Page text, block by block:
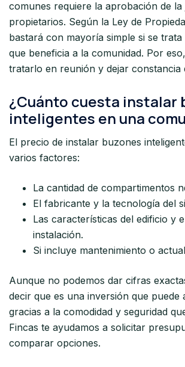
comunes requiere la aprobación de la
propietarios. Según la Ley de
bastará con mayoría simple si se
que beneficia a la comunidad. Por
tratarlo en reunión y dejar constancia
¿Cuánto cuesta instalar
inteligentes en una
El precio de instalar buzones
varios factores:
La cantidad de compartimentos
El fabricante y la tecnología del
Las características del edificio y
instalación.
Si incluye mantenimiento o
Aunque no podemos dar cifras
decir que es una inversión que puede
gracias a la comodidad y seguridad
Fincas te ayudamos a solicitar
comparar opciones.